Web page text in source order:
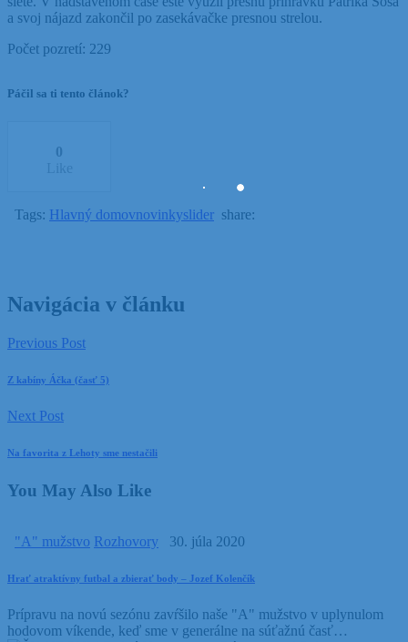
a svoj nájazd zakončil po zasekávačke presnou strelou.
Počet pozretí: 229
Páčil sa ti tento článok?
0
Like
Tags: Hlavný domovnovinkyslider share:
Navigácia v článku
Previous Post
Z kabíny Áčka (časť 5)
Next Post
Na favorita z Lehoty sme nestačili
You May Also Like
"A" mužstvo Rozhovory 30. júla 2020
Hrať atraktívny futbal a zbierať body – Jozef Kolenčík
Prípravu na novú sezónu zavŕšilo naše "A" mužstvo v uplynulom
hodovom víkende, keď sme v generálne na súťažnú časť…